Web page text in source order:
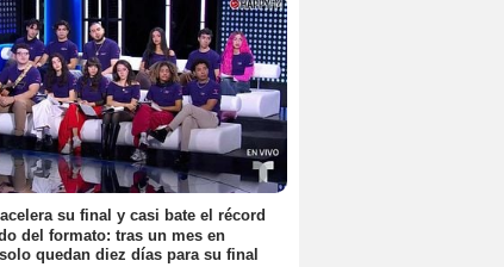
su final y casi bate el récord
del formato: tras un mes en
quedan diez días para su final